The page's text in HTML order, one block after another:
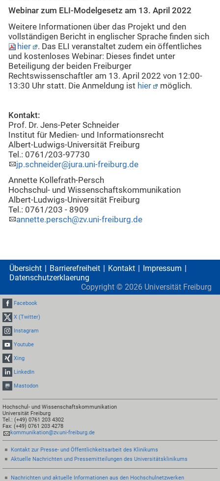
Webinar zum ELI-Modelgesetz am 13. April 2022
Weitere Informationen über das Projekt und den
vollständigen Bericht in englischer Sprache finden sich
hier
. Das ELI veranstaltet zudem ein öffentliches
und kostenloses Webinar: Dieses findet unter
Beteiligung der beiden Freiburger
Rechtswissenschaftler am 13. April 2022 von 12:00-
13:30 Uhr statt. Die Anmeldung ist hier möglich.
Kontakt:
Prof. Dr. Jens-Peter Schneider
Institut für Medien- und Informationsrecht
Albert-Ludwigs-Universität Freiburg
Tel.: 0761/203-97730
jp.schneider@jura.uni-freiburg.de
Annette Kollefrath-Persch
Hochschul- und Wissenschaftskommunikation
Albert-Ludwigs-Universität Freiburg
Tel.: 0761/203 - 8909
annette.persch@zv.uni-freiburg.de
Übersicht Barrierefreiheit Kontakt
Impressum
Datenschutzerklaerung
Copyright © 2026 Universität Freiburg
Facebook
X (Twitter)
Instagram
Youtube
Xing
LinkedIn
Mastodon
Hochschul- und Wissenschaftskommunikation
Universität Freiburg
Tel.: (+49) 0761 203 4302
Fax: (+49) 0761 203 4278
kommunikation@zv.uni-freiburg.de
Kontakt zur Presse- und Öffentlichkeitsarbeit des Klinikums
Aktuelle Nachrichten und Pressemitteilungen des Universitätsklinikums
Nachrichten und aktuelle Informationen aus den Hochschulnetzwerken